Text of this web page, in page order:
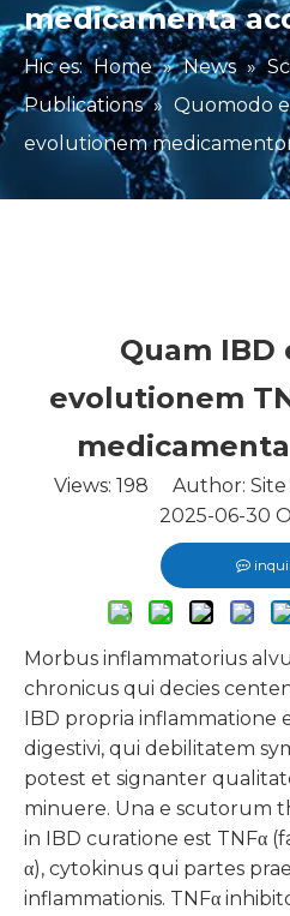
medicamenta
Hic es: Home » News »
Publications » Quomodo
evolutionem
Quam IBD
evolutionem
Views: 198 Author: Site
2025-06-30
Morbus inflammatorius
chronicus qui decies
IBD propria inflammatione
digestivi, qui debilitatem
potest et signanter
minuere. Una e scutorum
in IBD curatione est TNFα
α), cytokinus qui partes
inflammationis. TNFα